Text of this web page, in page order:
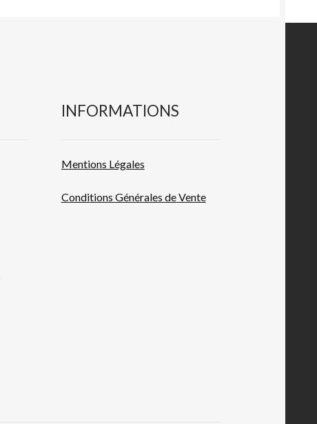
INFORMATIONS
Mentions Légales
Conditions Générales deVente